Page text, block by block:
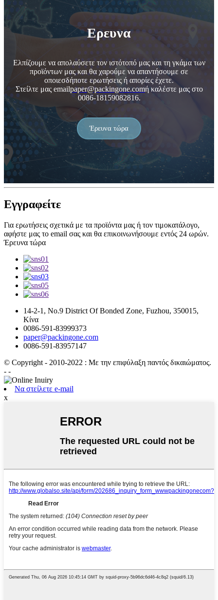
Ερευνα
Ελπίζουμε να απολαύσετε τον ιστότοπό μας και τη γκάμα των
προϊόντων μας και θα χαρούμε να απαντήσουμε σε
οποιεσδήποτε ερωτήσεις ή απορίες έχετε.
Στείλτε μας emailpaper@packingone.comή καλέστε μας στο
0086-18159082816.
Έρευνα τώρα
Εγγραφείτε
Για ερωτήσεις σχετικά με τα προϊόντα μας ή τον τιμοκατάλογο,
αφήστε μας το email σας και θα επικοινωνήσουμε εντός 24 ωρών.
Έρευνα τώρα
14-2-1, No.9 District Of Bonded Zone, Fuzhou, 350015,
Κίνα
0086-591-83999373
paper@packingone.com
0086-591-83957147
© Copyright - 2010-2022 : Με την επιφύλαξη παντός δικαιώματος.
- -
Να στείλετε e-mail
x